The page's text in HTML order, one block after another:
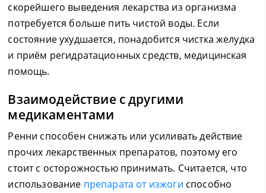
скорейшего выведения лекарства из организма
потребуется больше пить чистой воды. Если
состояние ухудшается, понадобится чистка желудка
и приём регидратационных средств, медицинская
помощь.
Взаимодействие с другими
медикаментами
Ренни способен снижать или усиливать действие
прочих лекарственных препаратов, поэтому его
стоит с осторожностью принимать. Считается, что
использование препарата от изжоги способно